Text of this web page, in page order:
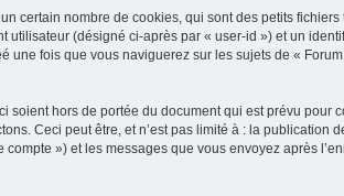
certain nombre de cookies, qui sont des petits
(désigné ci-après par « user-id ») et un
fois que vous naviguerez sur les sujets de «
soient hors de portée du document qui est prévu pour
Ceci peut être, et n’est pas limité à : la publication
») et les messages que vous envoyez après